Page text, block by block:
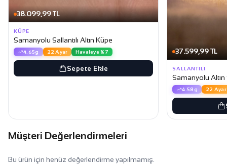
38.099,99 TL
KÜPE
Samanyolu Sallantılı Altın Küpe
4.65g 22 Ayar Havaleye %7
Sepete Ekle
37.599,99 TL
SALLANTILI
Samanyolu Altın
4.58g 22 Ayar
Müşteri Değerlendirmeleri
Bu ürün için henüz değerlendirme yapılmamış.